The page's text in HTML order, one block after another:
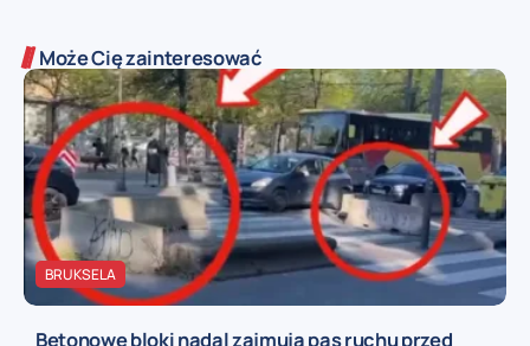
Może Cię zainteresować
BRUKSELA
Betonowe bloki nadal zajmują pas ruchu przed